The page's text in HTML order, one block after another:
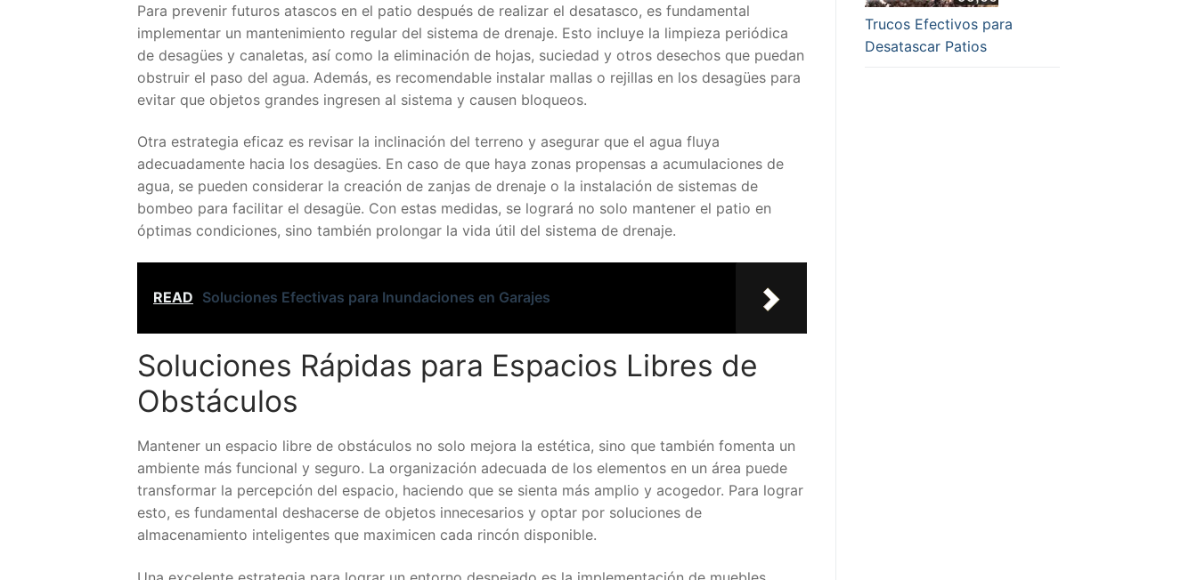
Para prevenir futuros atascos en el patio después de realizar el desatasco, es fundamental
implementar un mantenimiento regular del sistema de drenaje. Esto incluye la limpieza periódica
de desagües y canaletas, así como la eliminación de hojas, suciedad y otros desechos que puedan
obstruir el paso del agua. Además, es recomendable instalar mallas o rejillas en los desagües para
evitar que objetos grandes ingresen al sistema y causen bloqueos.
Otra estrategia eficaz es revisar la inclinación del terreno y asegurar que el agua fluya
adecuadamente hacia los desagües. En caso de que haya zonas propensas a acumulaciones de
agua, se pueden considerar la creación de zanjas de drenaje o la instalación de sistemas de
bombeo para facilitar el desagüe. Con estas medidas, se logrará no solo mantener el patio en
óptimas condiciones, sino también prolongar la vida útil del sistema de drenaje.
READ Soluciones Efectivas para Inundaciones en Garajes
Soluciones Rápidas para Espacios Libres de
Obstáculos
Mantener un espacio libre de obstáculos no solo mejora la estética, sino que también fomenta un
ambiente más funcional y seguro. La organización adecuada de los elementos en un área puede
transformar la percepción del espacio, haciendo que se sienta más amplio y acogedor. Para lograr
esto, es fundamental deshacerse de objetos innecesarios y optar por soluciones de
almacenamiento inteligentes que maximicen cada rincón disponible.
Trucos Efectivos para
Desatascar Patios